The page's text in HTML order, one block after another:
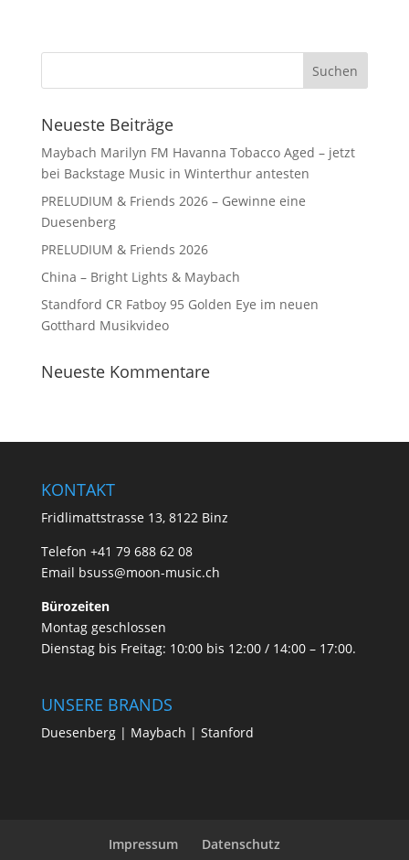
Neueste Beiträge
Maybach Marilyn FM Havanna Tobacco Aged – jetzt
bei Backstage Music in Winterthur antesten
PRELUDIUM & Friends 2026 – Gewinne eine
Duesenberg
PRELUDIUM & Friends 2026
China – Bright Lights & Maybach
Standford CR Fatboy 95 Golden Eye im neuen
Gotthard Musikvideo
Neueste Kommentare
KONTAKT
Fridlimattstrasse 13, 8122 Binz
Telefon +41 79 688 62 08
Email bsuss@moon-music.ch
Bürozeiten
Montag geschlossen
Dienstag bis Freitag: 10:00 bis 12:00 / 14:00 – 17:00.
UNSERE BRANDS
Duesenberg | Maybach | Stanford
Impressum Datenschutz